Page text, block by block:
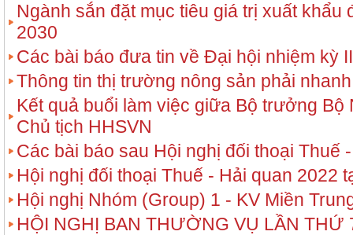
Ngành sắn đặt mục tiêu giá trị xuất khẩu
2030
Các bài báo đưa tin về Đại hội nhiệm kỳ
Thông tin thị trường nông sản phải
Kết quả buổi làm việc giữa Bộ trưởng Bộ
Chủ tịch HHSVN
Các bài báo sau Hội nghị đối thoại Thuế
Hội nghị đối thoại Thuế - Hải quan 2022
Hội nghị Nhóm (Group) 1 - KV Miền
HỘI NGHỊ BAN THƯỜNG VỤ LẦN THỨ